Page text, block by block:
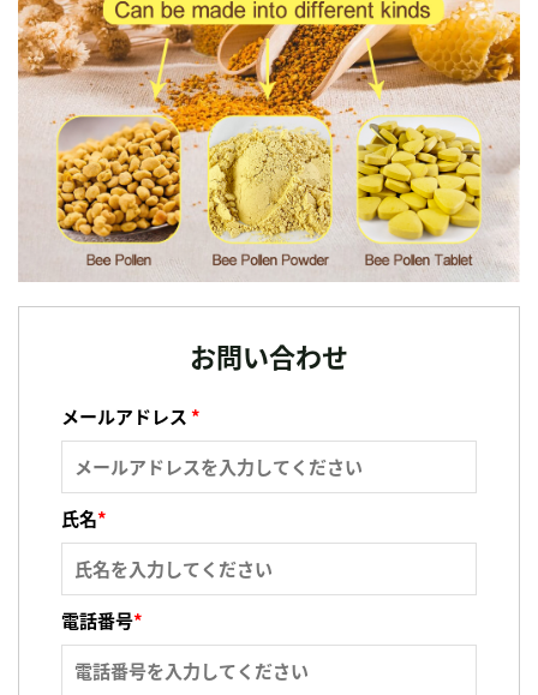
お問い合わせ
メールアドレス*
氏名*
電話番号*